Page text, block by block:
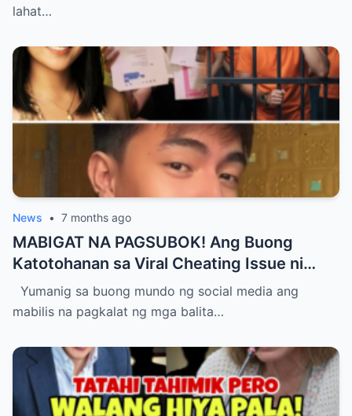
lahat…
News • 7 months ago
MABIGAT NA PAGSUBOK! Ang Buong
Katotohanan sa Viral Cheating Issue ni
Lean de Guzman at ang Posibleng
Pagkakakulong ni Vinz Jimenez
Yumanig sa buong mundo ng social media ang
mabilis na pagkalat ng mga balita…